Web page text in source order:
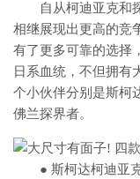
自从柯迪亚克和
相继展现出更高的竞
有了更多可靠的选择
日系血统，不但拥有
个小伙伴分别是斯柯
佛兰探界者。
● 斯柯达柯迪亚